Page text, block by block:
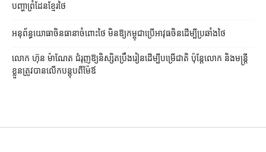
បញ្ហា​ព្រំដែន​ខ្មែរ​ថៃ
អនុព័ន្ធយោធា​ចិន​ធានា​ចំពោះ​ថៃ មិន​ឱ្យ​កម្ពុជា​ប្រើ​អាវុធ​ចិន​ដើម្បី​ប្រឆាំង​ថៃ ​
លោក ហ៊ុន ម៉ាណែត ជំរុញ​ឱ្យ​និស្សិត​ប្រឹងរៀន​ដើម្បី​បម្រើ​ជាតិ ប៉ុន្តែ​លោក និង​មន្ត្រី​​
ខ្លួន​ត្រូវ​បាន​លើក​បន្តុប​ពី​ម៉ែឪ